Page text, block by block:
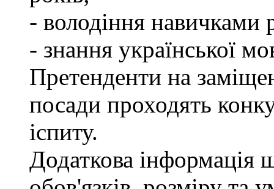
- володіння навичками
- знання української
Претенденти на
посади проходять
іспиту.
Додаткова інформація